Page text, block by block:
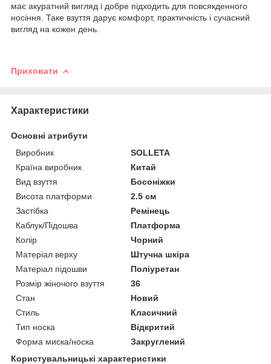
має акуратний вигляд і добре підходить для повсякденного
носіння. Таке взуття дарує комфорт, практичність і сучасний
вигляд на кожен день.
Приховати
Характеристики
Основні атрибути
Виробник
SOLLETA
Країна виробник
Китай
Вид взуття
Босоніжки
Висота платформи
2.5 см
Застібка
Ремінець
Каблук/Підошва
Платформа
Колір
Чорний
Матеріал верху
Штучна шкіра
Матеріал підошви
Поліуретан
Розмір жіночого взуття
36
Стан
Новий
Стиль
Класичний
Тип носка
Відкритий
Форма миска/носка
Закруглений
Користувальницькі характеристики